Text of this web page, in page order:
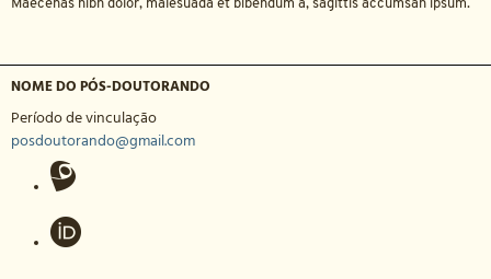
Maecenas nibh dolor, malesuada et bibendum a, sagittis accumsan ipsum.
NOME DO PÓS-DOUTORANDO
Período de vinculação
posdoutorando@gmail.com